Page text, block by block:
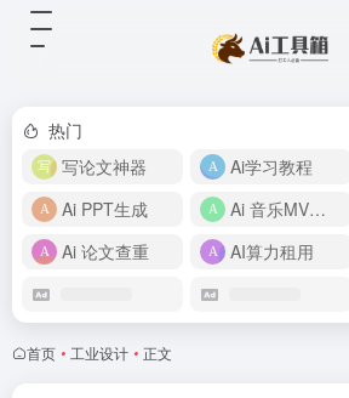
热门
写论文神器
Ai学习教程
Ai PPT生成
Ai 音乐MV制作
Ai 论文查重
AI算力租用
首页 • 工业设计 • 正文